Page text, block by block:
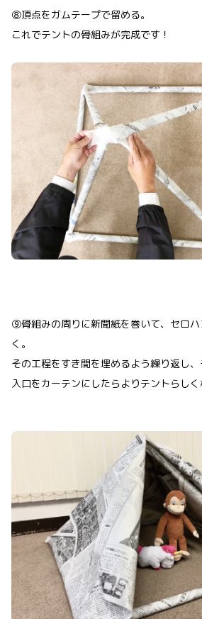
⑧頂点をガムテープで留める。
これでテントの骨組みが完成です！
⑨骨組みの周りに新聞紙を巻いて、セロ
く。
その工程をすき間を埋めるよう繰り返し、
入口をカーテンにしたらよりテントらしく